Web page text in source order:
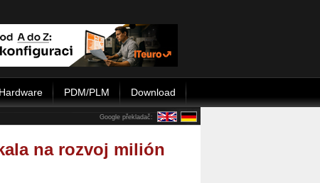
Hardware PDM/PLM Download
Google překladač:
na rozvoj milión